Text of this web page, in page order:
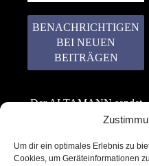
Um dir ein optimales Erlebnis zu
Cookies, um Geräteinformationen
Der ALTAMANN sendet
keinen Spam! Er gibt
weiter. Erfahre mehr in